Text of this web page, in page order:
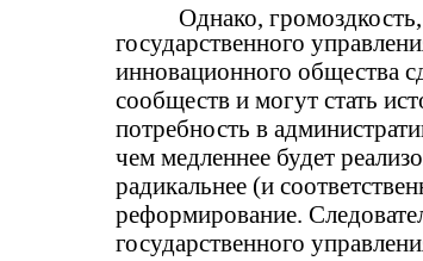
Однако, громоздкость,
государственного
инновационного общества
сообществ и могут стать
потребность в
чем медленнее будет
радикальнее (и
реформирование.
государственного